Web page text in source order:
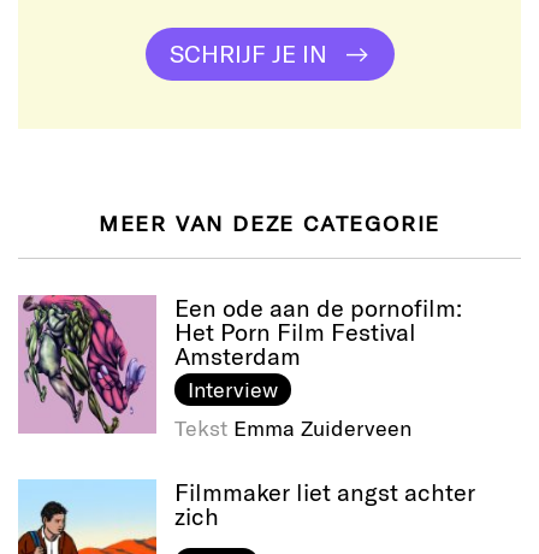
SCHRIJF JE IN
MEER VAN DEZE CATEGORIE
Een ode aan de pornofilm:
Het Porn Film Festival
Amsterdam
Interview
Tekst Emma Zuiderveen
Filmmaker liet angst achter
zich